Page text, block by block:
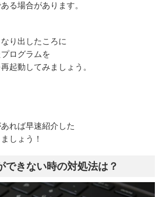
る場合があります。
り出したころに
ログラムを
起動してみましょう。
れば早速紹介した
しょう！
できない時の対処法は？